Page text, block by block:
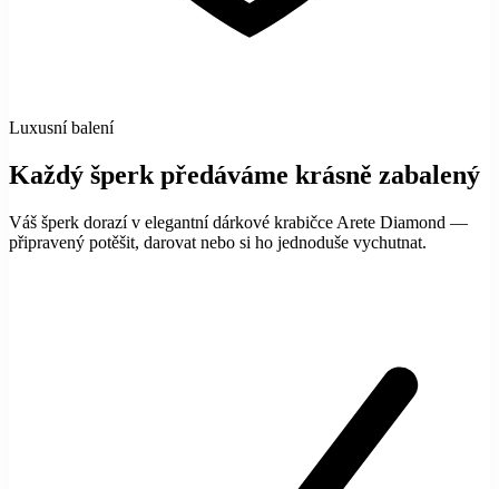
Luxusní balení
Každý šperk předáváme krásně zabalený
Váš šperk dorazí v elegantní dárkové krabičce Arete Diamond —
připravený potěšit, darovat nebo si ho jednoduše vychutnat.